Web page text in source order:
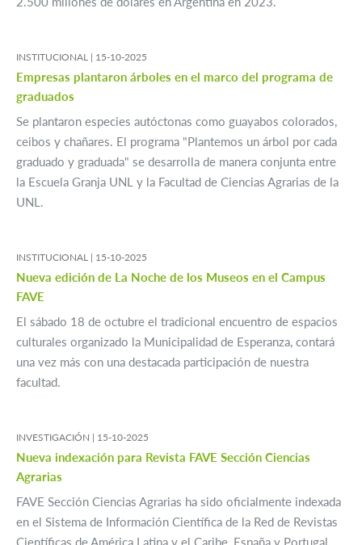
INSTITUCIONAL | 15-10-2025
Empresas plantaron árboles en el marco del programa de
graduados
Se plantaron especies autóctonas como guayabos colorados,
ceibos y chañares. El programa "Plantemos un árbol por cada
graduado y graduada" se desarrolla de manera conjunta entre
la Escuela Granja UNL y la Facultad de Ciencias Agrarias de la
UNL.
INSTITUCIONAL | 15-10-2025
Nueva edición de La Noche de los Museos en el Campus
FAVE
El sábado 18 de octubre el tradicional encuentro de espacios
culturales organizado la Municipalidad de Esperanza, contará
una vez más con una destacada participación de nuestra
facultad.
INVESTIGACIÓN | 15-10-2025
Nueva indexación para Revista FAVE Sección Ciencias
Agrarias
FAVE Sección Ciencias Agrarias ha sido oficialmente indexada
en el Sistema de Información Científica de la Red de Revistas
Científicas de América Latina y el Caribe, España y Portugal